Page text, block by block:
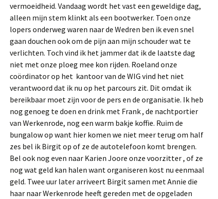
vermoeidheid. Vandaag wordt het vast een geweldige dag,
alleen mijn stem klinkt als een bootwerker. Toen onze
lopers onderweg waren naar de Wedren ben ik even snel
gaan douchen ook om de pijn aan mijn schouder wat te
verlichten. Toch vind ik het jammer dat ik de laatste dag
niet met onze ploeg mee kon rijden. Roeland onze
coördinator op het kantoor van de WIG vind het niet
verantwoord dat ik nu op het parcours zit. Dit omdat ik
bereikbaar moet zijn voor de pers en de organisatie. Ik heb
nog genoeg te doen en drink met Frank , de nachtportier
van Werkenrode, nog een warm bakje koffie. Ruim de
bungalow op want hier komen we niet meer terug om half
zes bel ik Birgit op of ze de autotelefoon komt brengen.
Bel ook nog even naar Karien Joore onze voorzitter , of ze
nog wat geld kan halen want organiseren kost nu eenmaal
geld. Twee uur later arriveert Birgit samen met Annie die
haar naar Werkenrode heeft gereden met de opgeladen